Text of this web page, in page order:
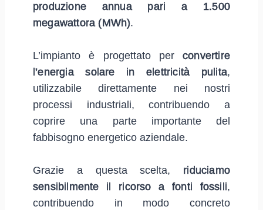
produzione annua pari a 1.500
megawattora (MWh).
L’impianto è progettato per convertire
l’energia solare in elettricità pulita,
utilizzabile direttamente nei nostri
processi industriali, contribuendo a
coprire una parte importante del
fabbisogno energetico aziendale.
Grazie a questa scelta, riduciamo
sensibilmente il ricorso a fonti fossili,
contribuendo in modo concreto